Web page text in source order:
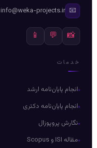
📧
info@weka-projects.ir
📸
💬
📱
خدمات
انجام پایان‌نامه ارشد
انجام پایان‌نامه دکتری
نگارش پروپوزال
مقاله ISI و Scopus